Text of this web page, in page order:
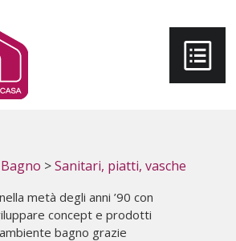
>Sanitari, piatti, vasche
metà degli anni ’90 con
concept e prodotti
bagno grazie